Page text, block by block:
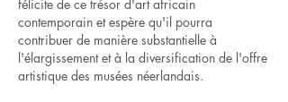
félicite de ce trésor d'art africain
contemporain et espère qu'il pourra
contribuer de manière substantielle à
l'élargissement et à la diversification de l'offre
artistique des musées néerlandais.